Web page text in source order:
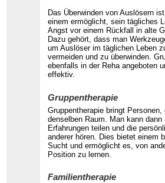
Das Überwinden von Auslösern
einem ermöglicht, sein tägliches
Angst vor einem Rückfall in alte
Dazu gehört, dass man
um Auslöser im täglichen Leben
vermeiden und zu überwinden.
ebenfalls in der Reha angeboten
effektiv.
Gruppentherapie
Gruppentherapie bringt
denselben Raum. Man kann
Erfahrungen teilen und die
anderer hören. Dies bietet einem
Sucht und ermöglicht es, von
Position zu lernen.
Familientherapie